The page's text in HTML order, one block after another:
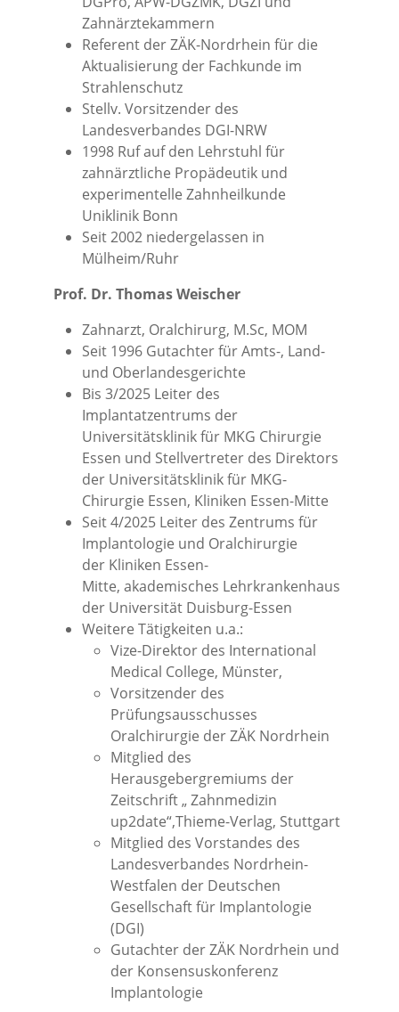
Zahnärztekammern
Referent der ZÄK-Nordrhein für die
Aktualisierung der Fachkunde im
Strahlenschutz
Stellv. Vorsitzender des
Landesverbandes DGI-NRW
1998 Ruf auf den Lehrstuhl für
zahnärztliche Propädeutik und
experimentelle Zahnheilkunde
Uniklinik Bonn
Seit 2002 niedergelassen in
Mülheim/Ruhr
Prof. Dr. Thomas Weischer
Zahnarzt, Oralchirurg, M.Sc, MOM
Seit 1996 Gutachter für Amts-, Land-
und Oberlandesgerichte
Bis 3/2025 Leiter des
Implantatzentrums der
Universitätsklinik für MKG Chirurgie
Essen und Stellvertreter des Direktors
der Universitätsklinik für MKG-
Chirurgie Essen, Kliniken Essen-Mitte
Seit 4/2025 Leiter des Zentrums für
Implantologie und Oralchirurgie
der Kliniken Essen-
Mitte, akademisches Lehrkrankenhaus
der Universität Duisburg-Essen
Weitere Tätigkeiten u.a.:
Vize-Direktor des International
Medical College, Münster,
Vorsitzender des
Prüfungsausschusses
Oralchirurgie der ZÄK Nordrhein
Mitglied des
Herausgebergremiums der
Zeitschrift „ Zahnmedizin
up2date“,Thieme-Verlag, Stuttgart
Mitglied des Vorstandes des
Landesverbandes Nordrhein-
Westfalen der Deutschen
Gesellschaft für Implantologie
(DGI)
Gutachter der ZÄK Nordrhein und
der Konsensuskonferenz
Implantologie